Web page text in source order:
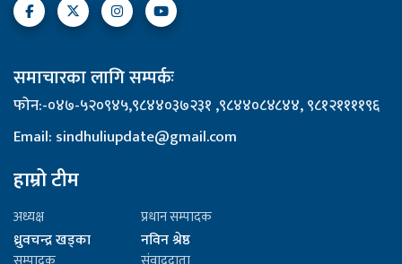
समाचारका लागि सम्पर्कः
फोन:-०४७-५२०९४५,९८४४०३७२३१ ,९८४४०८४८४४, ९८१२११११९६
Email: sindhuliupdate@gmail.com
हाम्रो टीम
अध्यक्ष
ध्रुवचन्द्र खड्का
प्रधान सम्पादक
नविन श्रेष्ठ